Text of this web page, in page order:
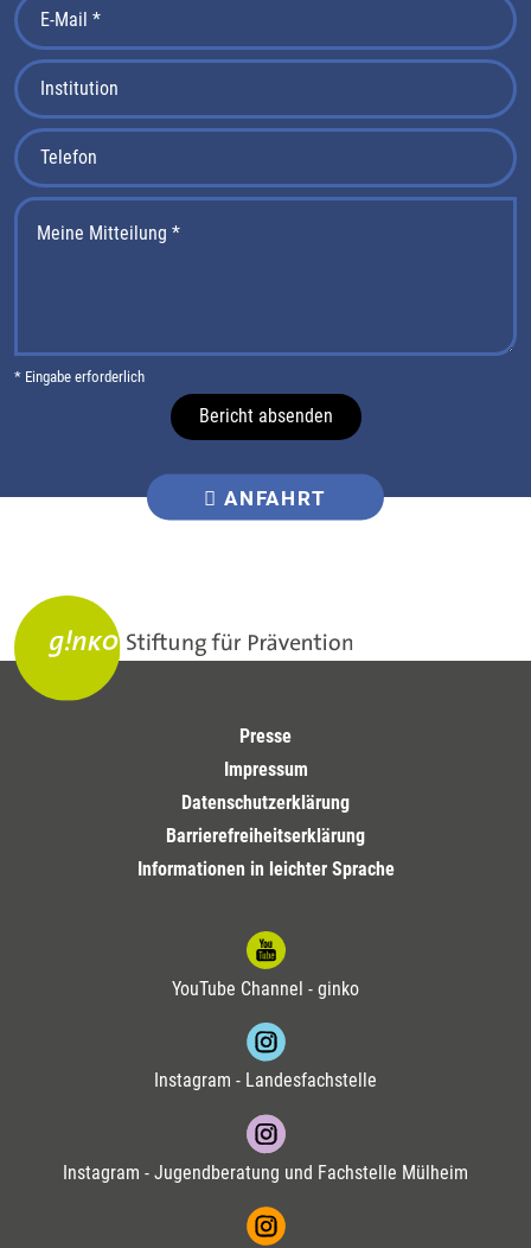
* Eingabe erforderlich
Bericht absenden
ANFAHRT
Presse
Impressum
Datenschutzerklärung
Barrierefreiheitserklärung
Informationen in leichter Sprache
YouTube Channel - ginko
Instagram - Landesfachstelle
Instagram - Jugendberatung und Fachstelle Mülheim